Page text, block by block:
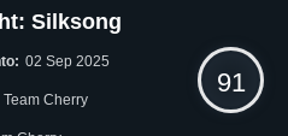
Silksong
02 Sep 2025
Team Cherry
91